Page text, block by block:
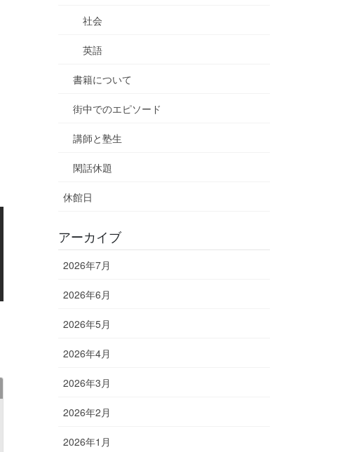
社会
英語
書籍について
街中でのエピソード
講師と塾生
閑話休題
休館日
アーカイブ
2026年7月
2026年6月
2026年5月
2026年4月
2026年3月
2026年2月
2026年1月